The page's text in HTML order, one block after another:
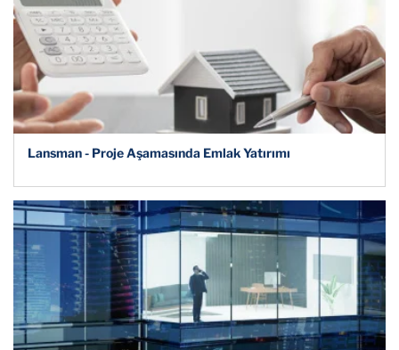
Lansman - Proje Aşamasında Emlak Yatırımı